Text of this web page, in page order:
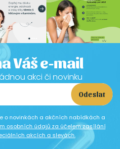
Váš e-mail
akci či novinku
Odeslat
o novinkách a akčních nabídkách a
osobních údajů za účelem zasílání
akcích a slevách.